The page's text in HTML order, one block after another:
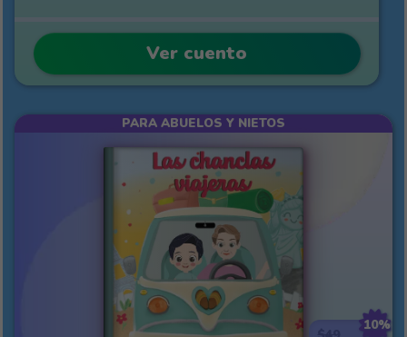
Ver cuento
10%
PARA ABUELOS Y NIETOS